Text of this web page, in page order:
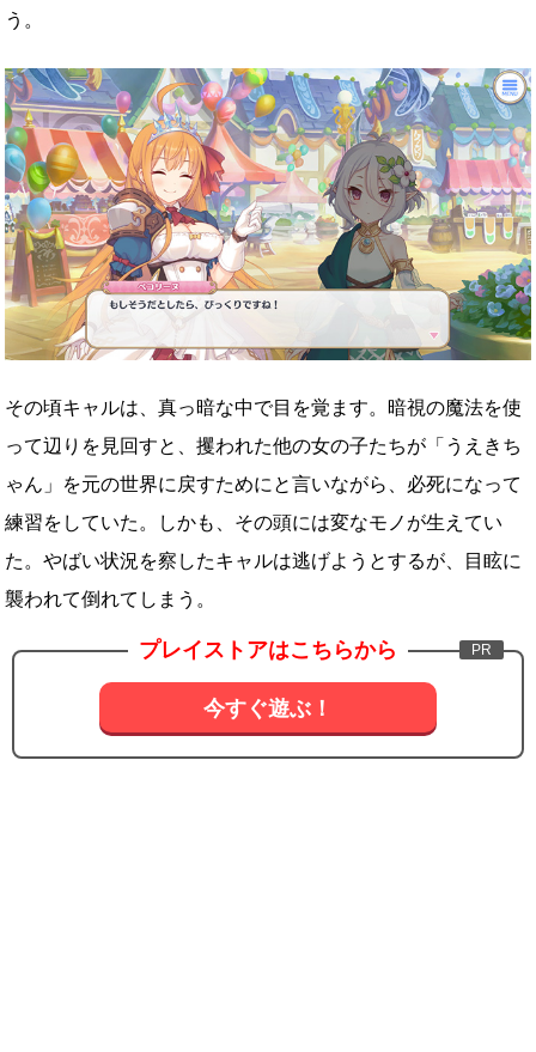
う。
その頃キャルは、真っ暗な中で目を覚ます。暗視の魔法を使
って辺りを見回すと、攫われた他の女の子たちが「うえきち
ゃん」を元の世界に戻すためにと言いながら、必死になって
練習をしていた。しかも、その頭には変なモノが生えてい
た。やばい状況を察したキャルは逃げようとするが、目眩に
襲われて倒れてしまう。
プレイストアはこちらから
今すぐ遊ぶ！